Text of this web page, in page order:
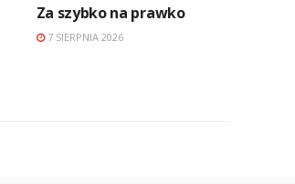
Za szybko na prawko
7 SIERPNIA 2026